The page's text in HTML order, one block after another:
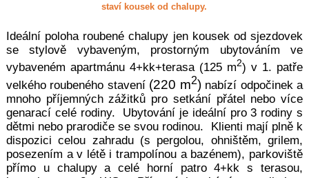
staví kousek od chalupy.
Ideální poloha roubené chalupy jen kousek od sjezdovek
sestylově vybaveným, prostorným ubytováním ve
vybaveném apartmánu 4+kk+terasa (125 m2) v 1. patře
velkého roubeného stavení (220 m2) nabízí odpočinek a
mnoho příjemných zážitků pro setkání přátel nebo více
genarací celé rodiny. Ubytování je ideální pro 3 rodiny s
dětmi nebo prarodiče se svou rodinou. Klienti mají plně k
dispozici celou zahradu (s pergolou, ohništěm, grilem,
posezením a v létě i trampolínou a bazénem), parkoviště
přímo u chalupy a celé horní patro 4+kk s terasou,